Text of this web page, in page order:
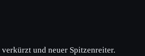
und neuer Spitzenreiter.